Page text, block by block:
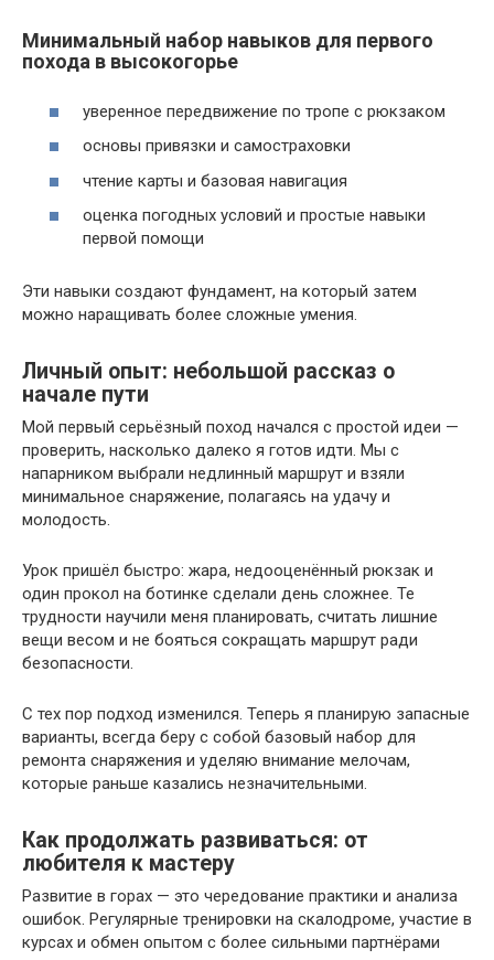
Минимальный набор навыков для первого
похода в высокогорье
уверенное передвижение по тропе с рюкзаком
основы привязки и самостраховки
чтение карты и базовая навигация
оценка погодных условий и простые навыки
первой помощи
Эти навыки создают фундамент, на который затем
можно наращивать более сложные умения.
Личный опыт: небольшой рассказ о
начале пути
Мой первый серьёзный поход начался с простой идеи —
проверить, насколько далеко я готов идти. Мы с
напарником выбрали недлинный маршрут и взяли
минимальное снаряжение, полагаясь на удачу и
молодость.
Урок пришёл быстро: жара, недооценённый рюкзак и
один прокол на ботинке сделали день сложнее. Те
трудности научили меня планировать, считать лишние
вещи весом и не бояться сокращать маршрут ради
безопасности.
С тех пор подход изменился. Теперь я планирую запасные
варианты, всегда беру с собой базовый набор для
ремонта снаряжения и уделяю внимание мелочам,
которые раньше казались незначительными.
Как продолжать развиваться: от
любителя к мастеру
Развитие в горах — это чередование практики и анализа
ошибок. Регулярные тренировки на скалодроме, участие в
курсах и обмен опытом с более сильными партнёрами